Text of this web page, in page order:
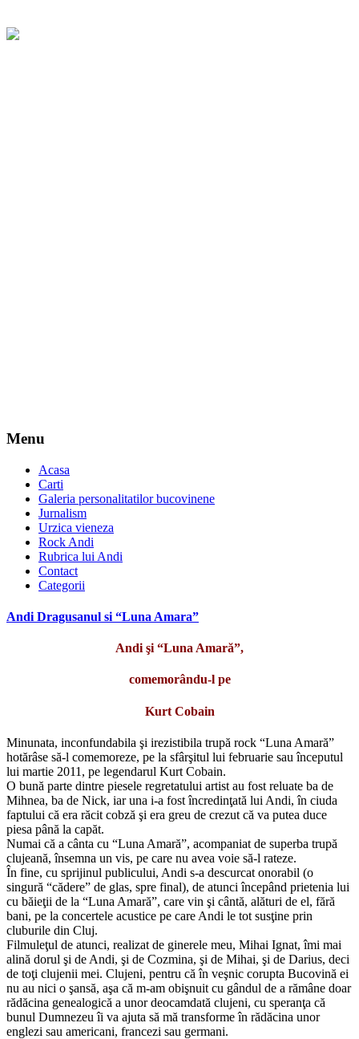
Menu
Acasa
Carti
Galeria personalitatilor bucovinene
Jurnalism
Urzica vieneza
Rock Andi
Rubrica lui Andi
Contact
Categorii
Andi Dragusanul si “Luna Amara”
Andi şi “Luna Amară”,
comemorându-l pe
Kurt Cobain
Minunata, inconfundabila şi irezistibila trupă rock “Luna Amară”
hotărâse să-l comemoreze, pe la sfârşitul lui februarie sau începutul
lui martie 2011, pe legendarul Kurt Cobain.
O bună parte dintre piesele regretatului artist au fost reluate ba de
Mihnea, ba de Nick, iar una i-a fost încredinţată lui Andi, în ciuda
faptului că era răcit cobză şi era greu de crezut că va putea duce
piesa până la capăt.
Numai că a cânta cu “Luna Amară”, acompaniat de superba trupă
clujeană, însemna un vis, pe care nu avea voie să-l rateze.
În fine, cu sprijinul publicului, Andi s-a descurcat onorabil (o
singură “cădere” de glas, spre final), de atunci începând prietenia lui
cu băieţii de la “Luna Amară”, care vin şi cântă, alături de el, fără
bani, pe la concertele acustice pe care Andi le tot susţine prin
cluburile din Cluj.
Filmuleţul de atunci, realizat de ginerele meu, Mihai Ignat, îmi mai
alină dorul şi de Andi, şi de Cozmina, şi de Mihai, şi de Darius, deci
de toţi clujenii mei. Clujeni, pentru că în veşnic corupta Bucovină ei
nu au nici o şansă, aşa că m-am obişnuit cu gândul de a rămâne doar
rădăcina genealogică a unor deocamdată clujeni, cu speranţa că
bunul Dumnezeu îi va ajuta să mă transforme în rădăcina unor
englezi sau americani, francezi sau germani.